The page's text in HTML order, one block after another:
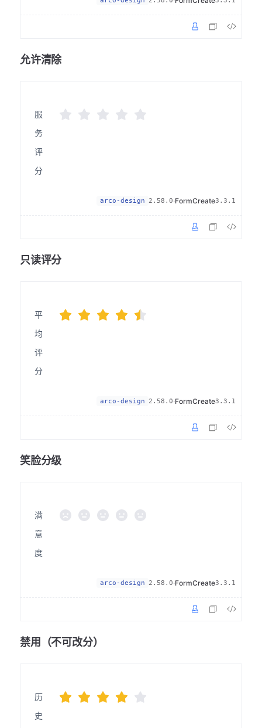
允许清除
arco-design 2.58.0·FormCreate3.3.1
服
务
评
分
只读评分
arco-design 2.58.0·FormCreate3.3.1
平
均
评
分
笑脸分级
arco-design 2.58.0·FormCreate3.3.1
满
意
度
禁用（不可改分）
历
史